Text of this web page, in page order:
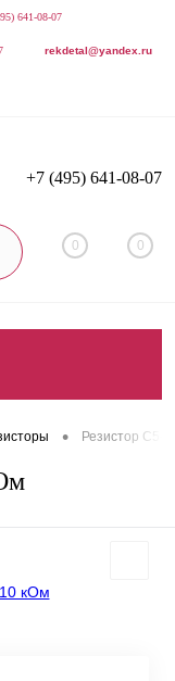
641-08-07
rekdetal@yandex.ru
+7 (495) 641-08-07
0 0
• Резистор С5-